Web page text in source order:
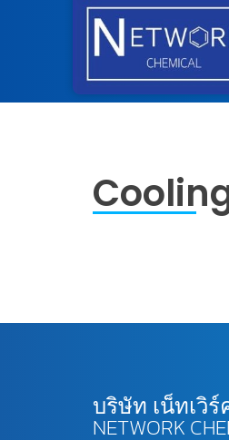
บริษัท เน็ทเวิ
NETWORK